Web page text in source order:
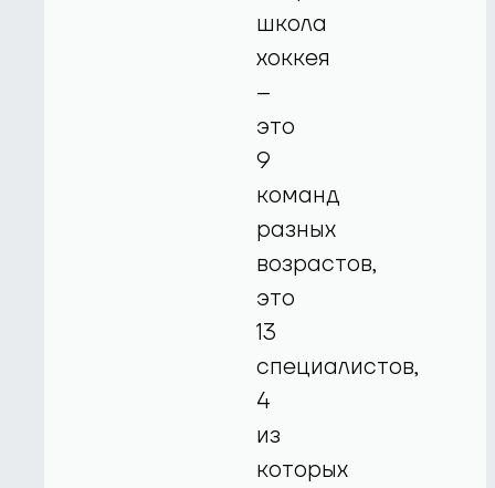
школа
хоккея
–
это
9
команд
разных
возрастов,
это
13
специалистов,
4
из
которых